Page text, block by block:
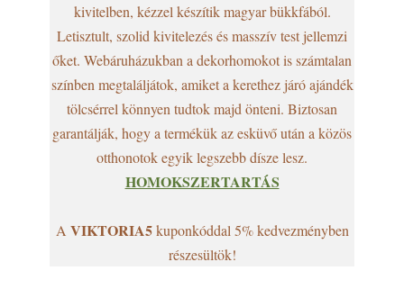
kivitelben, kézzel készítik magyar bükkfából.
Letisztult, szolid kivitelezés és masszív test jellemzi
őket. Webáruházukban a dekorhomokot is számtalan
színben megtaláljátok, amiket a kerethez járó ajándék
tölcsérrel könnyen tudtok majd önteni. Biztosan
garantálják, hogy a termékük az esküvő után a közös
otthonotok egyik legszebb dísze lesz.
HOMOKSZERTARTÁS
A VIKTORIA5kuponkóddal 5% kedvezményben
részesültök!